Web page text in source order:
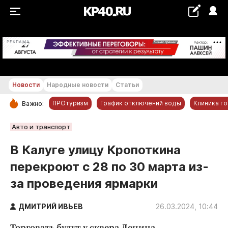
РЕКЛАМА +20...+21 °С
РУБРИКИ
Новости компаний
Статьи
Народные новости
Авто и транспорт
Новости Народные новости Статьи
Важно: ПРОтуризм График отключений воды Клиника
Авто и транспорт
В Калуге улицу Кропоткина
перекроют с 28 по 30 марта из-
за проведения ярмарки
ДМИТРИЙ ИВЬЕВ 26.03.2024, 10:44